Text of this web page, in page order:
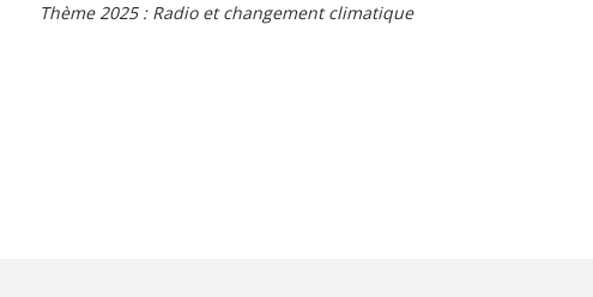
Thème 2025 : Radio et changement climatique